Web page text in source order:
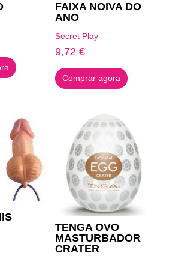
FAIXA NOIVA DO
ANO
Secret Play
9,72€
Comprar agora
TENGA OVO
MASTURBADOR
CRATER